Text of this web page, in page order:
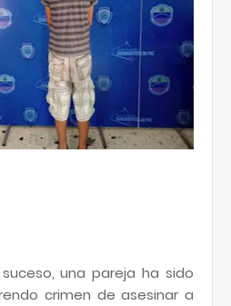
una pareja ha sido
crimen de asesinar a